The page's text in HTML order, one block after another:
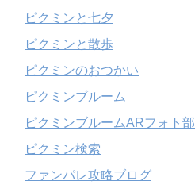
ピクミンと七夕
ピクミンと散歩
ピクミンのおつかい
ピクミンブルーム
ピクミンブルームARフォト部
ピクミン検索
ファンパレ攻略ブログ